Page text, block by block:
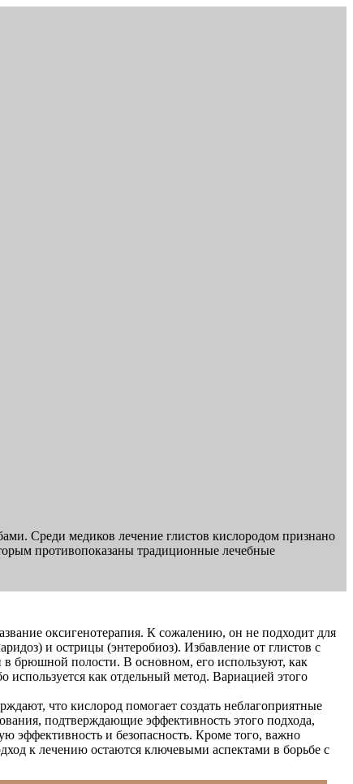
Среди медиков лечение глистов кислородом признано
противопоказаны традиционные лечебные
оксигенотерапия. К сожалению, он не подходит для
и острицы (энтеробиоз). Избавление от глистов с
брюшной полости. В основном, его используют, как
как отдельный метод. Вариацией этого
что кислород помогает создать неблагоприятные
подтверждающие эффективность этого подхода,
эффективность и безопасность. Кроме того, важно
к лечению остаются ключевыми аспектами в борьбе с